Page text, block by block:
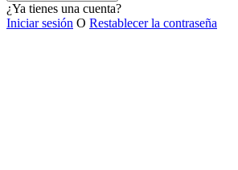
¿Ya tienes una cuenta?
Iniciar sesión O Restablecer la contraseña